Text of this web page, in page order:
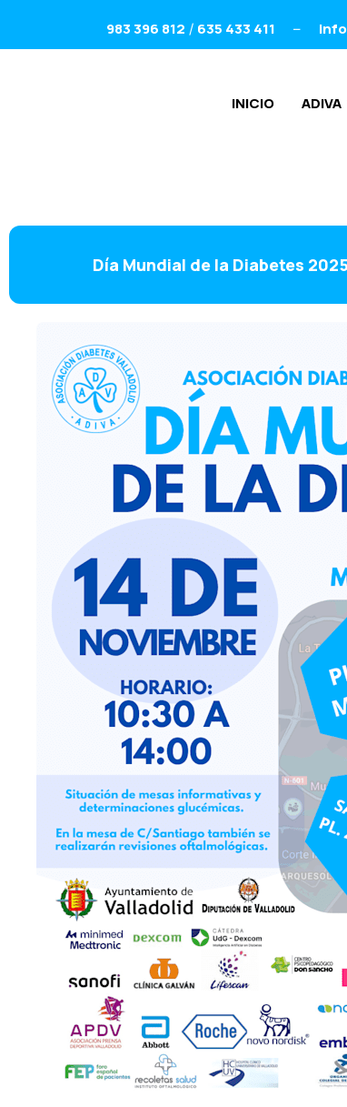
983 396 812 / 635 433 411 –
INICIO ADIVA
Día Mundial de la Diabetes